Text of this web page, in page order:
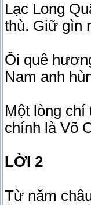
Lạc Long
thù. Giữ gìn
Ôi quê
Nam anh
Một lòng
chính là Võ
LỜI 2
Từ năm